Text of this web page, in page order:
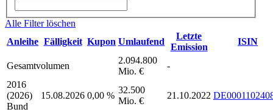
Alle Filter löschen
Anleihe Fälligkeit Kupon Umlaufend
Letzte
Emission
ISIN
Gesamtvolumen
2.094.800
Mio. €
-
2016
(2026)
Bund
15.08.2026 0,00 %
32.500
Mio. €
21.10.2022